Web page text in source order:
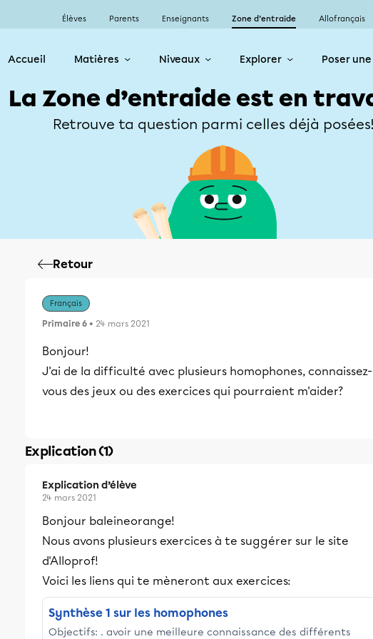
Élèves Parents Enseignants Zone d’entraide Allofrançais
Accueil Matières Niveaux Explorer Poser
La Zone d’entraide est en
Retrouve ta question parmi celles déjà
Retour
Français
Primaire 6 • 24 mars 2021
Bonjour!
J'ai de la difficulté avec plusieurs homophones, connaissez-
vous des jeux ou des exercices qui pourraient m'aider?
Explication (1)
Explication d’élève
24 mars 2021
Bonjour baleineorange!
Nous avons plusieurs exercices à te suggérer sur le site
d'Alloprof!
Voici les liens qui te mèneront aux exercices:
Synthèse 1 sur les homophones
Objectifs: . avoir une meilleure connaissance des différents